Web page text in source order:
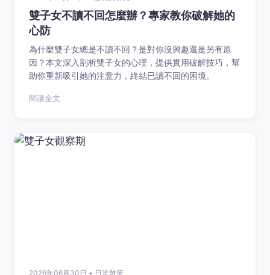
雙子女不讀不回怎麼辦？專家教你破解她的
心防
為什麼雙子女總是不讀不回？是對你沒興趣還是另有原
因？本文深入剖析雙子女的心理，提供實用破解技巧，幫
助你重新吸引她的注意力，終結已讀不回的困境。
閱讓全文
2026年06月30日 • 日常散策